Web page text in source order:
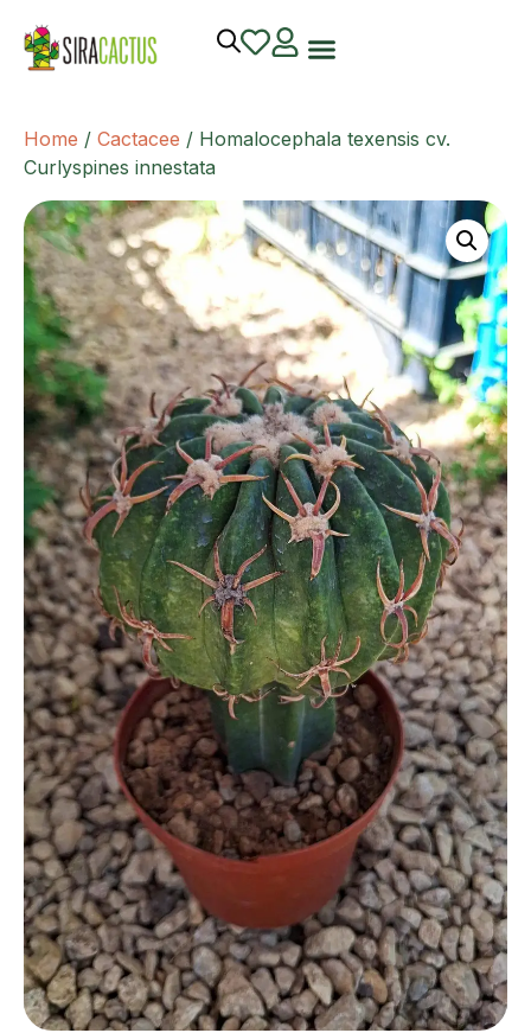
Home / Cactacee / Homalocephala texensis cv.
Curlyspines innestata